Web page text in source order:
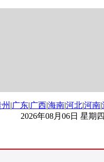
|广东|广西|海南|河北|河南|
2026年08月06日 星期四